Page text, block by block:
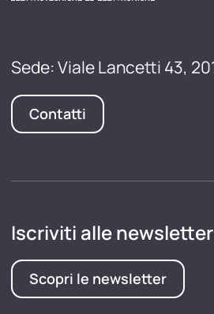
Sede: Viale Lancetti 43,
Contatti
Iscriviti alle newsletter
Scopri le newsletter